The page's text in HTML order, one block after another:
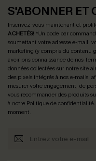
S'ABONNER ET
Inscrivez-vous maintenant et
ACHETÉS! *Un code par
soumettant votre adresse e-mail,
marketing (y compris du contenu
avoir pris connaissance de nos
données collectées sur notre site
des pixels intégrés à nos e-mails,
mesurer votre engagement, de
vous recommander des produits
à notre Politique de confidentialité
moment.